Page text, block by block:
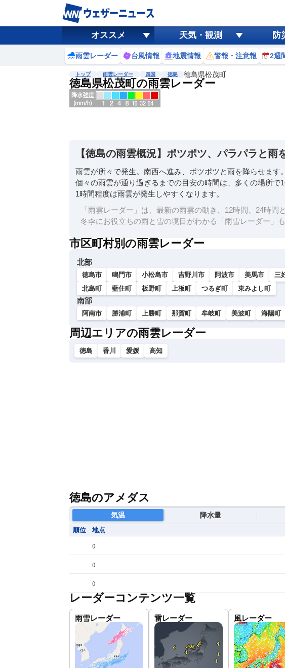
オススメ 天気・観測 防
雨雲レーダー 台風情報 地震情報 警報・注意報 2週
トップ 雨雲レーダー 四国 徳島 徳島県松茂町
徳島県松茂町の雨雲レーダー
【徳島の雨雲概況】ポツポツ、パラパラと雨
雨雲が所々で発生。南西へ進み、ポツポツと雨を降らせます
個々の雨雲が通り過ぎるまでの目安の時間は、多くの場所で
1時間程度は雨雲が発生しやすくなります。
「雨雲レーダー」は、最新の雨雲の動き、12時間、24時間
冬季にお役立ちの雨と雪の境目がわかる「雨雪レーダー」
市区町村別の雨雲レーダー
北部
徳島市 鳴門市 小松島市 吉野川市 阿波市 美馬市 三
北島町
藍住町 板野町 上板町 つるぎ町 東みよし町
南部
阿南市 勝浦町 上勝町 那賀町 牟岐町 美波町 海陽町
周辺エリアの雨雲レーダー
徳島 香川 愛媛 高知
徳島のアメダス
気温 降水量
順位 地点
()
()
()
レーダーコンテンツ一覧
雨雪レーダー 雷レーダー 風レーダー